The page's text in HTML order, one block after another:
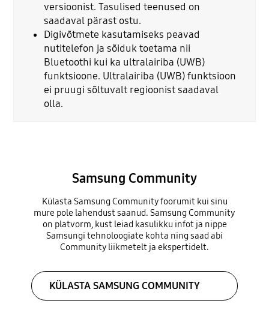
versioonist. Tasulised teenused on
saadaval pärast ostu.
Digivõtmete kasutamiseks peavad
nutitelefon ja sõiduk toetama nii
Bluetoothi kui ka ultralairiba (UWB)
funktsioone. Ultralairiba (UWB) funktsioon
ei pruugi sõltuvalt regioonist saadaval
olla.
Samsung Community
Külasta Samsung Community foorumit kui sinu
mure pole lahendust saanud. Samsung Community
on platvorm, kust leiad kasulikku infot ja nippe
Samsungi tehnoloogiate kohta ning saad abi
Community liikmetelt ja ekspertidelt.
KÜLASTA SAMSUNG COMMUNITY